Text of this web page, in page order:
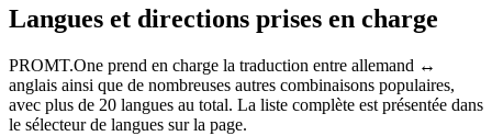
Langues et directions prises en charge
PROMT.One prend en charge la traduction entre allemand ↔
anglais ainsi que de nombreuses autres combinaisons populaires,
avec plus de 20 langues au total. La liste complète est présentée dans
le sélecteur de langues sur la page.